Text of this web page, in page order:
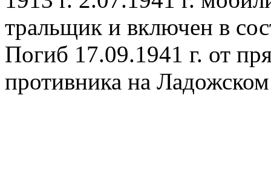
тральщик и включен в
Погиб 17.09.1941 г. от
противника на